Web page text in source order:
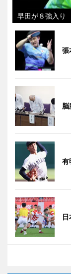
早田が８強入り
張
脳
有